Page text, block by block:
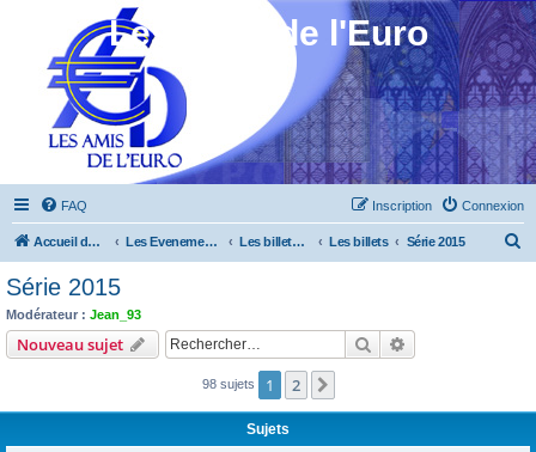
Les Amis de l'Euro
FAQ Connexion
Inscription
Accueil du forum Les Evenements ! [Ouvert au public] Les billets touristiques Les billets Série 2015
c
Série 2015
Modérateur : Jean_93
Nouveau sujet Rechercher
98 sujets 1 2
Sujets